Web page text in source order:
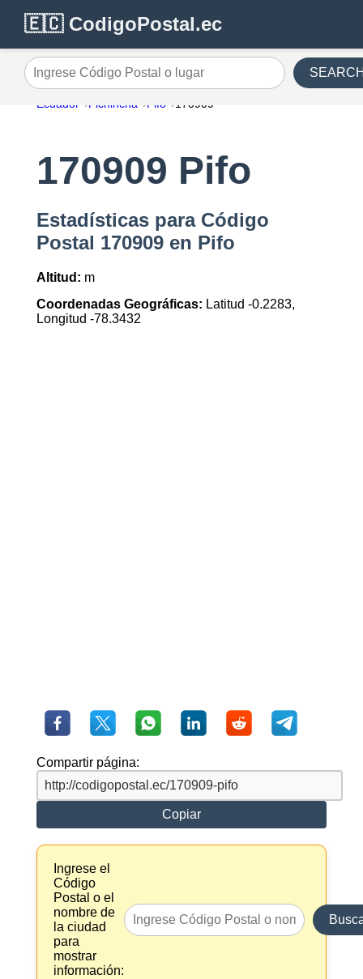
🇪🇨 CodigoPostal.ec
Ingrese Código Postal o lugar
Ecuador Pichincha Pifo 170909
170909 Pifo
Estadísticas para Código
Postal 170909 en Pifo
Altitud: m
Coordenadas Geográficas: Latitud -0.2283,
Longitud -78.3432
Compartir página:
Copiar
Ingrese el
Código
Postal o el
nombre de
la ciudad
para
mostrar
información: